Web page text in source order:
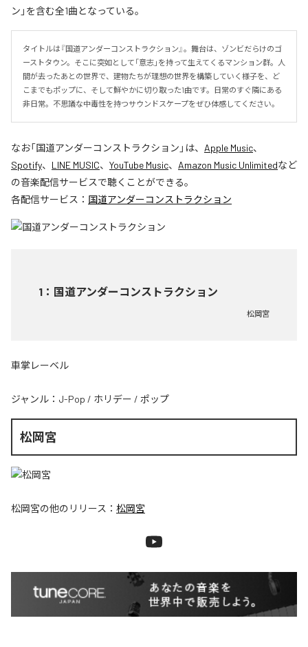
ン」を含む全1曲となっている。
タイトルは『国道アンダーコンストラクション』。舞台は、ゾンビだらけのゴ
ーストタウン。そこに突如として「意志」を持って生えてくるマンション群。人
間が去ったあとの世界で、建物たちが理想の世界を構築していく様子を、ど
こまでもポップに、そして鮮やかに切り取った1曲です。日常のすぐ隣にある
非日常。不思議な中毒性を持つサウンドスケープをぜひ体感してください。
なお「国道アンダーコンストラクション 」は、 Apple Music、
Spotify、 LINE MUSIC、 YouTube Music、 Amazon Music Unlimitedなど
の音楽配信サービスで聴くことができる。
各配信サービス： 国道アンダーコンストラクション
1 ： 国道アンダーコンストラクション
松岡宮
車掌レーベル
ジャンル： J-Pop / ホリデー / ポップ
松岡宮
松岡宮の他のリリース： 松岡宮